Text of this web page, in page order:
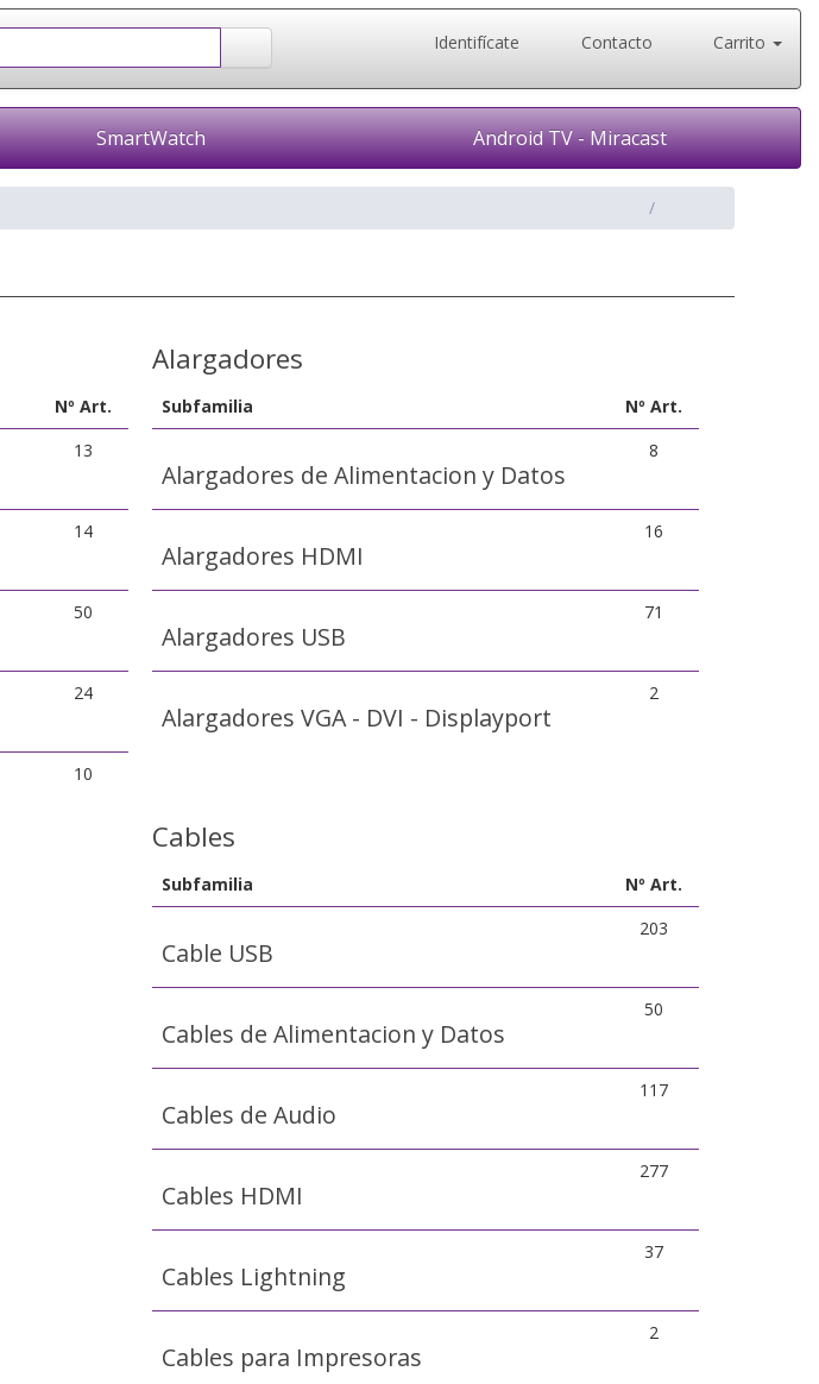
Identifícate Contacto Carrito
SmartWatch Android TV - Miracast
Nº Art.
13
14
50
24
10
Alargadores
Subfamilia Nº Art.
Alargadores de Alimentacion y Datos
8
Alargadores HDMI
16
Alargadores USB
71
Alargadores VGA - DVI - Displayport
2
Cables
Subfamilia Nº Art.
Cable USB
203
Cables de Alimentacion y Datos
50
Cables de Audio
117
Cables HDMI
277
Cables Lightning
37
Cables para Impresoras
2